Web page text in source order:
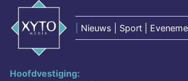
Nieuws | Sport |
Hoofdvestiging: